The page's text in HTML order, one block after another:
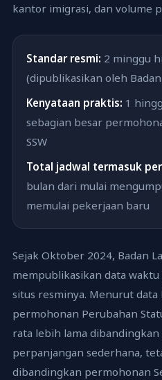
kantor imigrasi, dan volume
Standar resmi: 2 minggu
(dipublikasikan oleh
Kenyataan praktis: 1
sebagian besar
SSW
Total jadwal termasuk
bulan dari mulai
memulai pekerjaan baru
Sejak Oktober 2024, Badan
mempublikasikan data
situs resminya. Menurut
permohonan Perubahan
rata lebih lama
perpanjangan sederhana,
dibandingkan permohonan